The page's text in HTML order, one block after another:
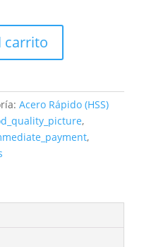
carrito
Acero Rápido (HSS)
,
,